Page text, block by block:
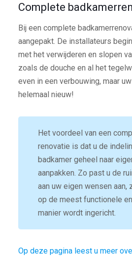
Complete
Bij een complete
aangepakt. De installateurs
met het verwijderen en slopen
zoals de douche en al het
even in een verbouwing, maar
helemaal nieuw!
Het voordeel van een
renovatie is dat u de
badkamer geheel naar
aanpakken. Zo past u de
aan uw eigen wensen aan,
op de meest functionele
manier wordt ingericht.
Op deze pagina leest u meer